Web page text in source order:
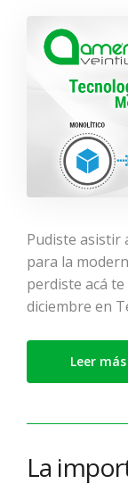
Pudiste asistir
para la
perdiste acá
diciembre en
Leer más
La